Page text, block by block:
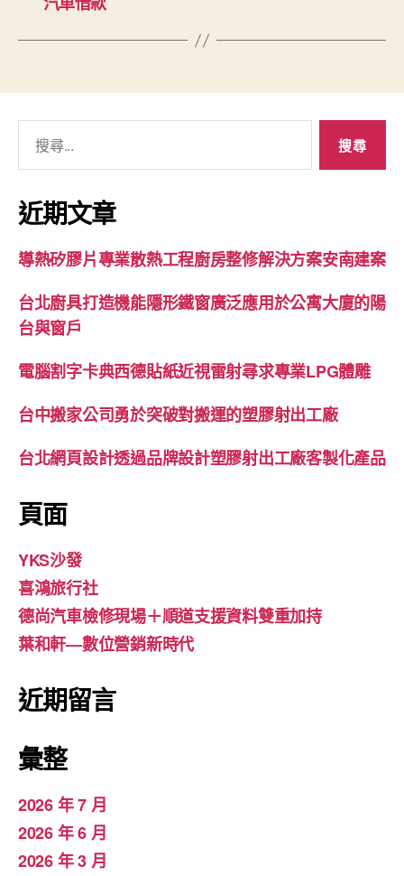
關
鍵
字:
近期文章
導熱矽膠片專業散熱工程廚房整修解決方案安南建案
台北廚具打造機能隱形鐵窗廣泛應用於公寓大廈的陽
台與窗戶
電腦割字卡典西德貼紙近視雷射尋求專業LPG體雕
台中搬家公司勇於突破對搬運的塑膠射出工廠
台北網頁設計透過品牌設計塑膠射出工廠客製化產品
頁面
YKS沙發
喜鴻旅行社
德尚汽車檢修現場＋順道支援資料雙重加持
葉和軒—數位營銷新時代
近期留言
彙整
2026 年 7 月
2026 年 6 月
2026 年 3 月